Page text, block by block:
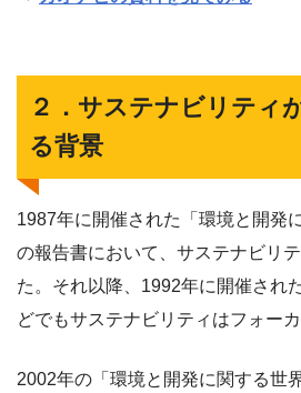
２．サステナビリティ
る背景
1987年に開催された「環境と開発
の報告書において、サステナビリ
た。それ以降、1992年に開催され
どでもサステナビリティはフォーカ
2002年の「環境と開発に関する世